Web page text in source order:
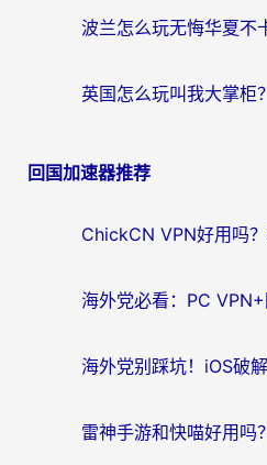
回国加速器推荐